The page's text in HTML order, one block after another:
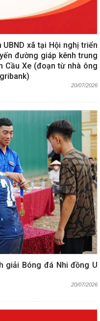
xã tại Hội nghị triển
đường giáp kênh trung
Cầu Xe (đoạn từ nhà ông
20/07/2026
giải Bóng đá Nhi đồng U
20/07/2026